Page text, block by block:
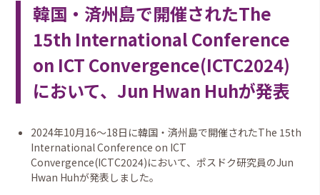
韓国・済州島で開催されたThe
15th International Conference
on ICT Convergence(ICTC2024)
において、Jun Hwan Huhが発表
2024年10月16〜18日に韓国・済州島で開催されたThe 15th
International Conference on ICT
Convergence(ICTC2024)において、ポスドク研究員のJun
Hwan Huhが発表 しました。